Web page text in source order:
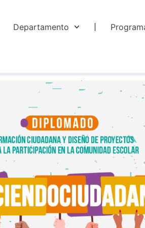
Departamento